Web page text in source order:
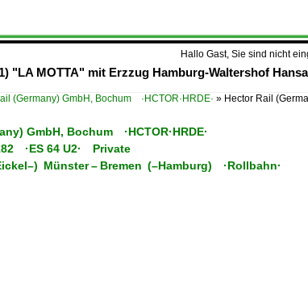
Hallo Gast, Sie sind nicht
"LA MOTTA" mit Erzzug Hamburg-Waltershof
(Germany) GmbH, Bochum ·HCTOR·HRDE· » Hector Rail
GmbH, Bochum ·HCTOR·HRDE·
·ES 64 U2· Private
Münster – Bremen (–Hamburg) ·Rollbahn·